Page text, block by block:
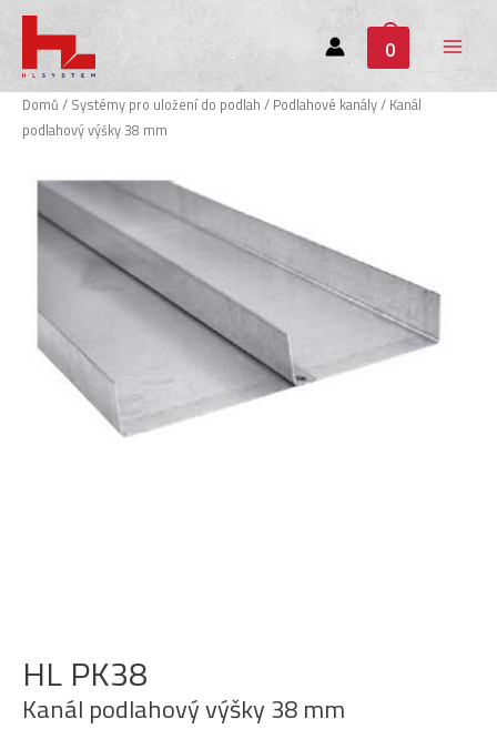
0
Main
Menu
Domů / Systémy pro uložení do podlah / Podlahové kanály/ Kanál
podlahový výšky 38 mm
HL PK38
Kanál podlahový výšky 38 mm